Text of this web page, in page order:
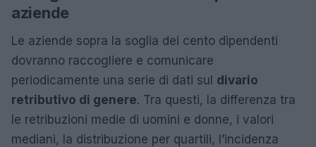
aziende
Le aziende sopra la soglia dei cento dipendenti
dovranno raccogliere e comunicare
periodicamente una serie di dati sul divario
retributivo di genere. Tra questi, la differenza tra
le retribuzioni medie di uomini e donne, i valori
mediani, la distribuzione per quartili, l’incidenza